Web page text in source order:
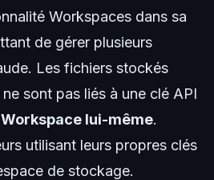
Workspaces dans sa
de gérer plusieurs
Les fichiers stockés
sont pas liés à une clé API
lui-même.
utilisant leurs propres clés
de stockage.